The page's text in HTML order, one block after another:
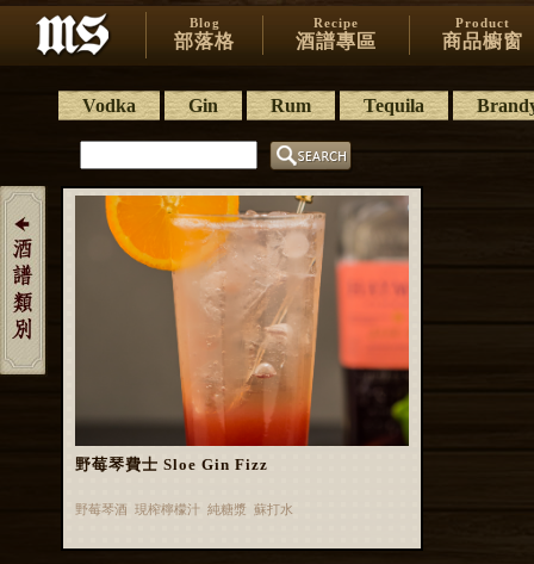
Blog
部落格
Recipe
酒譜專區
Product
商品櫥窗
Vodka Gin Rum Tequila
野莓琴費士 Sloe Gin Fizz
野莓琴酒 現榨檸檬汁 純糖漿 蘇打水